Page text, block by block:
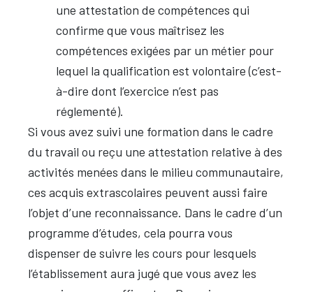
une attestation de compétences qui
confirme que vous maîtrisez les
compétences exigées par un métier pour
lequel la qualification est volontaire (c’est-
à-dire dont l’exercice n’est pas
réglementé).
Si vous avez suivi une formation dans le cadre
du travail ou reçu une attestation relative à des
activités menées dans le milieu communautaire,
ces acquis extrascolaires peuvent aussi faire
l’objet d’une reconnaissance. Dans le cadre d’un
programme d’études, cela pourra vous
dispenser de suivre les cours pour lesquels
l’établissement aura jugé que vous avez les